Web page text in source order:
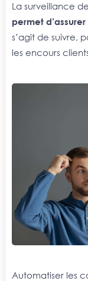
La surveillance
permet
s’agit de suivre,
les encours
Automatiser les